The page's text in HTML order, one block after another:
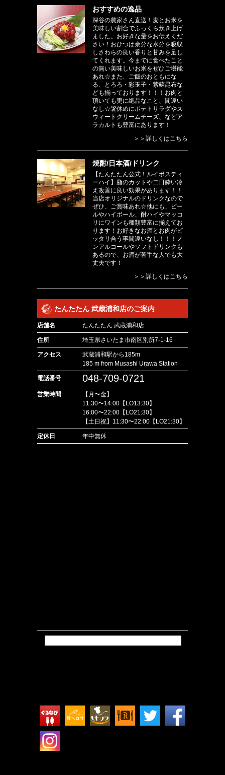
おすすめの逸品
深谷の農家さん直送！麦とお米を
美味しい割合でふっくら炊き上げ
ました。お好きな量をお伝えくだ
さい！おひつは余分な水分を吸収
しさわらの良い香りと甘みを足し
てくれます。今までに食べたこと
の無い美味しいお米をぜひご堪能
あれ☆また、ご飯のおともにな
る、とろろ・彩玉子・紫蘇昆布な
ども揃っております！！！お肉と
頂いても更に絶品なこと、間違い
なし☆箸休めにポテトサラダやス
ウィートクリームチーズ、などア
ラカルトも豊富にあります！
＞＞詳しくはこちら
焼酎/日本酒/ドリンク
【たんたたん公式！ルイボスティ
ーハイ】脂のカットや二日酔い冷
え改善に良い効果があります！！
当店オリジナルのドリンクなので
ぜひ、ご賞味あれ☆他にも、ビー
ルやハイボール、酎ハイやマッコ
リにワインも種類豊富に揃えてお
ります！お好きなお酒とお肉がピ
ッタリ合う事間違いなし！！！ノ
ンアルコールやソフトドリンクも
あるので、お酒が苦手な人でも大
丈夫です！
＞＞詳しくはこちら
たんたたん 武蔵浦和店のご案内
店舗名 たんたたん 武蔵浦和店
住所 埼玉県さいたま市南区別所7-1-16
アクセス
武蔵浦和駅から185m
185 m from Musashi Urawa Station
電話番号 048-709-0721
営業時間
【月〜金】
11:30〜14:00【LO13:30】
16:00〜22:00【LO21:30】
【土日祝】11:30〜22:00【LO21:30】
定休日 年中無休